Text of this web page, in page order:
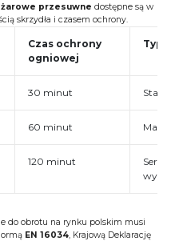
przesuwne dostępne są w
skrzydła i czasem ochrony.
Czas ochrony
ogniowej
30 minut
60 minut
120 minut
do obrotu na rynku polskim musi
EN 16034, Krajową Deklarację